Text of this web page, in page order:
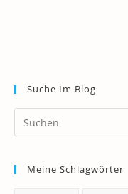
Suche Im Blog
Meine Schlagwörter